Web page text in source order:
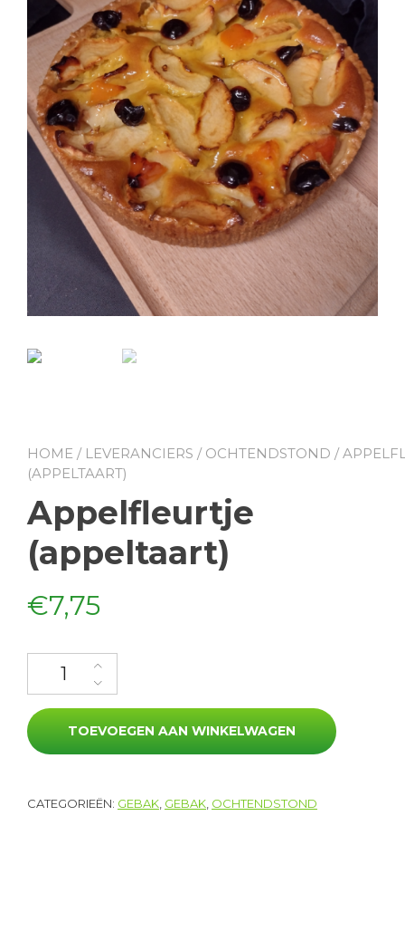
HOME / LEVERANCIERS / OCHTENDSTOND /
(APPELTAART)
Appelfleurtje
(appeltaart)
€7,75
Appelfleurtje (appeltaart) aantal
TOEVOEGEN AAN WINKELWAGEN
CATEGORIEËN: GEBAK GEBAK OCHTENDSTOND